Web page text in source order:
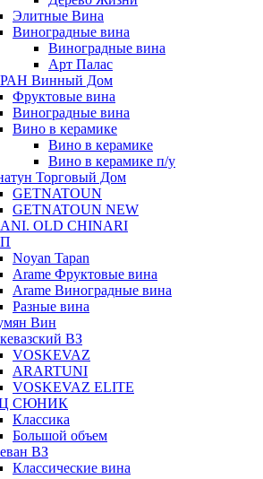
Элитные Вина
Виноградные вина
Виноградные вина
Арт Палас
Винный Дом
Фруктовые вина
Виноградные вина
Вино в керамике
Вино в керамике
Вино в керамике п/у
Торговый Дом
GETNATOUN
GETNATOUN NEW
OLD CHINARI
Noyan Tapan
Arame Фруктовые вина
Arame Виноградные вина
Разные вина
Вин
ВЗ
VOSKEVAZ
ARARTUNI
VOSKEVAZ ELITE
СЮНИК
Классика
Большой объем
ВЗ
Классические вина